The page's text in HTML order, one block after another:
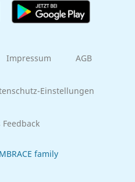
Impressum AGB
Einstellungen
family